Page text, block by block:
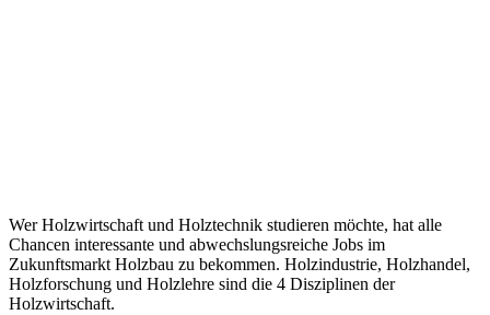
Wer Holzwirtschaft und Holztechnik studieren möchte, hat alle
Chancen interessante und abwechslungsreiche Jobs im
Zukunftsmarkt Holzbau zu bekommen. Holzindustrie, Holzhandel,
Holzforschung und Holzlehre sind die 4 Disziplinen der
Holzwirtschaft.